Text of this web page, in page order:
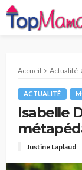
Accueil Actualité
ACTUALITÉ
Isabelle
Justine Laplaud